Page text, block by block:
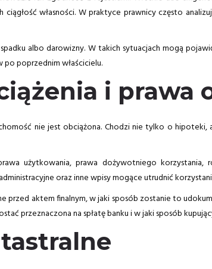
własności. W praktyce prawnicy często
albo darowizny. W takich sytuacjach mogą
po poprzednim właścicielu.
i prawa
nie jest obciążona. Chodzi nie tylko o
użytkowania, prawa dożywotniego korzystania,
oraz inne wpisy mogące utrudnić
przed aktem finalnym, w jaki sposób zostanie to
przeznaczona na spłatę banku i w jaki sposób